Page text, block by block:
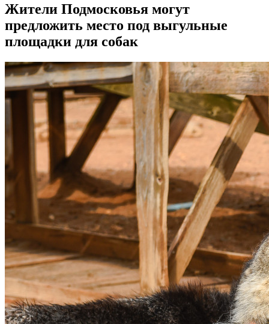
Жители Подмосковья могут
предложить место под выгульные
площадки для собак